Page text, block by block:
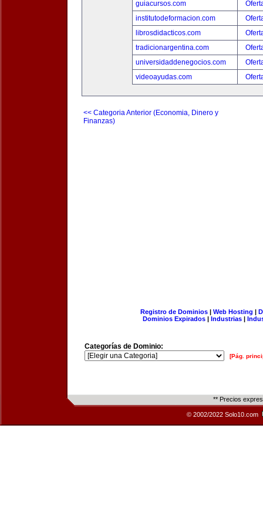
guiacursos.com
institutodeformacion.com
librosdidacticos.com
tradicionargentina.com
universidaddenegocios.com
videoayudas.com
<< Categoria Anterior (Economia, Dinero y
Finanzas)
Registro de Dominios| Web Hosting |
Dominios Expirados | Industrias |
Categorías de Dominio:
[Pág.
** Precios
© 2002/2022 Solo10.com